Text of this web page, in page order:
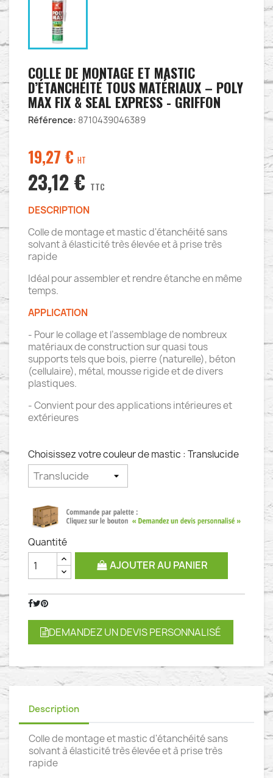
COLLE DE MONTAGE ET MASTIC
D’ÉTANCHÉITÉ TOUS MATÉRIAUX – POLY
MAX FIX & SEAL EXPRESS - GRIFFON
Référence: 8710439046389
19,27 € HT
23,12 € TTC
DESCRIPTION
Colle de montage et mastic d'étanchéité sans
solvant à élasticité très élevée et à prise très
rapide
Idéal pour assembler et rendre étanche en même
temps.
APPLICATION
- Pour le collage et l’assemblage de nombreux
matériaux de construction sur quasi tous
supports tels que bois, pierre (naturelle), béton
(cellulaire), métal, mousse rigide et de divers
plastiques.
- Convient pour des applications intérieures et
extérieures
Choisissez votre couleur de mastic : Translucide
Quantité
AJOUTER AU PANIER
DEMANDEZ UN DEVIS PERSONNALISÉ
Description
Colle de montage et mastic d'étanchéité sans
solvant à élasticité très élevée et à prise très
rapide